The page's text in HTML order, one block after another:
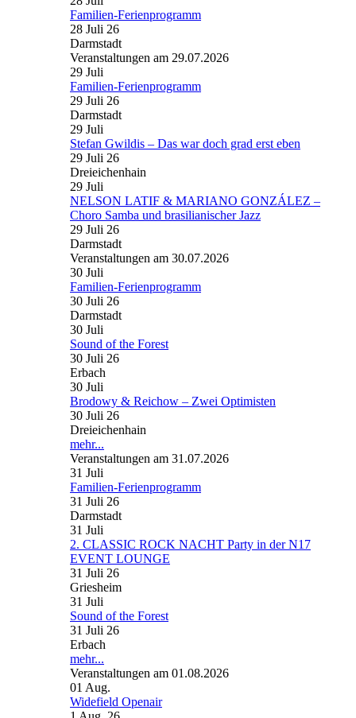
Familien-Ferienprogramm
28 Juli 26
Darmstadt
Veranstaltungen am 29.07.2026
29 Juli
Familien-Ferienprogramm
29 Juli 26
Darmstadt
29 Juli
Stefan Gwildis – Das war doch grad erst eben
29 Juli 26
Dreieichenhain
29 Juli
NELSON LATIF & MARIANO GONZÁLEZ –
Choro Samba und brasilianischer Jazz
29 Juli 26
Darmstadt
Veranstaltungen am 30.07.2026
30 Juli
Familien-Ferienprogramm
30 Juli 26
Darmstadt
30 Juli
Sound of the Forest
30 Juli 26
Erbach
30 Juli
Brodowy & Reichow – Zwei Optimisten
30 Juli 26
Dreieichenhain
mehr...
Veranstaltungen am 31.07.2026
31 Juli
Familien-Ferienprogramm
31 Juli 26
Darmstadt
31 Juli
2. CLASSIC ROCK NACHT Party in der N17
EVENT LOUNGE
31 Juli 26
Griesheim
31 Juli
Sound of the Forest
31 Juli 26
Erbach
mehr...
Veranstaltungen am 01.08.2026
01 Aug.
Widefield Openair